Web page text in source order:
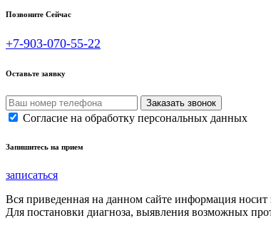
Позвоните Сейчас
+7-903-070-55-22
Оставьте заявку
Согласие на обработку персональных данных
Запишитесь на прием
записаться
Вся приведенная на данном сайте информация
Для постановки диагноза, выявления возможных